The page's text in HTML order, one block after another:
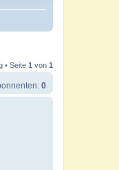
• Seite 1 von 1
0